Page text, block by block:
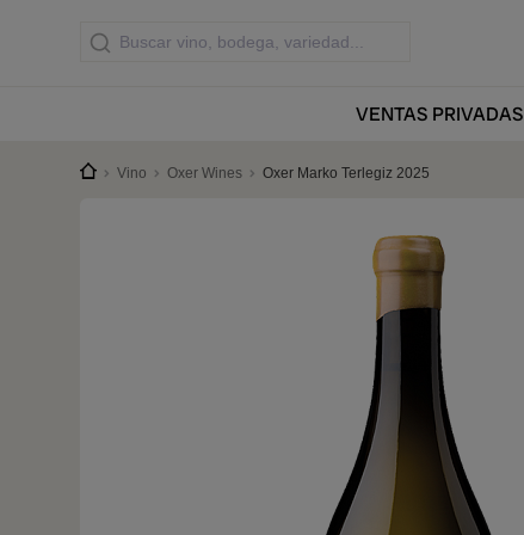
VENTASPRIVADAS
Vino Oxer Wines Oxer Marko Terlegiz 2025